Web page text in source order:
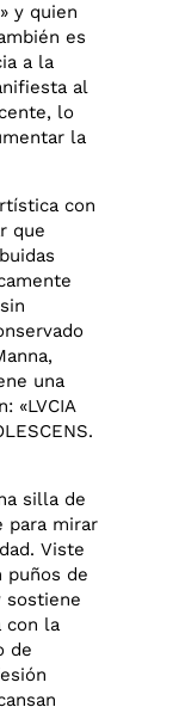
y quien
es
a la
al
lo
la
con
que
una
«LVCIA
silla de
para mirar
Viste
puños de
sostiene
con la
de